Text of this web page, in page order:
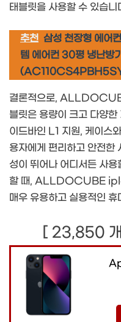
태블릿을 사용할 수 있습니
추천 삼성 천장형 에어
템 에어컨 30평 냉난방기
결론적으로,
블릿은 용량이 크고 다양
이드바인 L1 지원, 케이스
용자에게 편리하고 안전한
성이 뛰어나 어디서든 사
할 때, ALLDOCUBE
매우 유용하고 실용적인
[ 23,850 개